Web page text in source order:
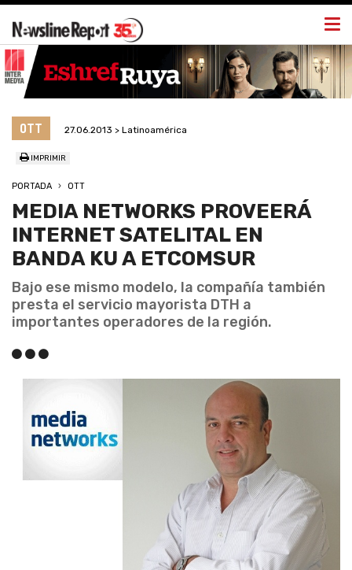
OTT 27.06.2013 > Latinoamérica
IMPRIMIR
PORTADA OTT
MEDIA NETWORKS PROVEERÁ
INTERNET SATELITAL EN
BANDA KU A ETCOMSUR
Bajo ese mismo modelo, la compañía también
presta el servicio mayorista DTH a
importantes operadores de la región.